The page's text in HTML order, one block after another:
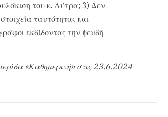
του κ. Λύτρα; 3) Δεν
ταυτότητας και
εκδίδοντας την ψευδή
«Καθημερινή» στις 23.6.2024